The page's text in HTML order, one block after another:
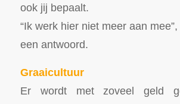
ook jij bepaalt.
“Ik werk hier niet meer aan
een antwoord.
Graaicultuur
Er wordt met zoveel geld